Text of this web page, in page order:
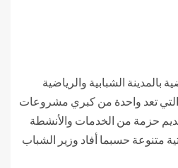
بالمدينة الشبابية والرياضية
والتي تعد واحدة من كبري مشروعات
حزمة من الخدمات والأنشطة
متنوعة حسبما أفاد وزير الشباب